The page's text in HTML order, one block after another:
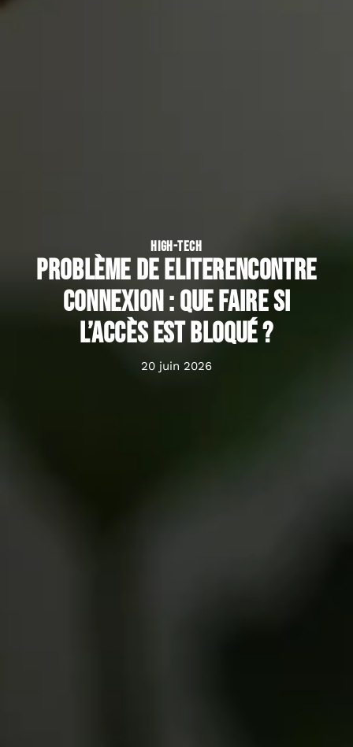
HIGH-TECH
Problème de eliterencontre
connexion : que faire si
l’accès est bloqué ?
20 juin 2026